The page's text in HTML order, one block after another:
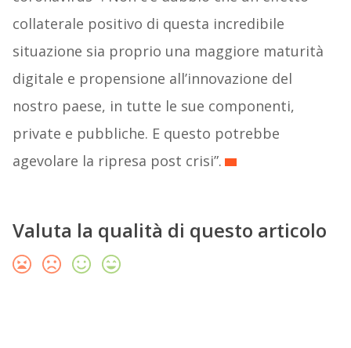
collaterale positivo di questa incredibile
situazione sia proprio una maggiore maturità
digitale e propensione all’innovazione del
nostro paese, in tutte le sue componenti,
private e pubbliche. E questo potrebbe
agevolare la ripresa post crisi”.
Valuta la qualità di questo articolo